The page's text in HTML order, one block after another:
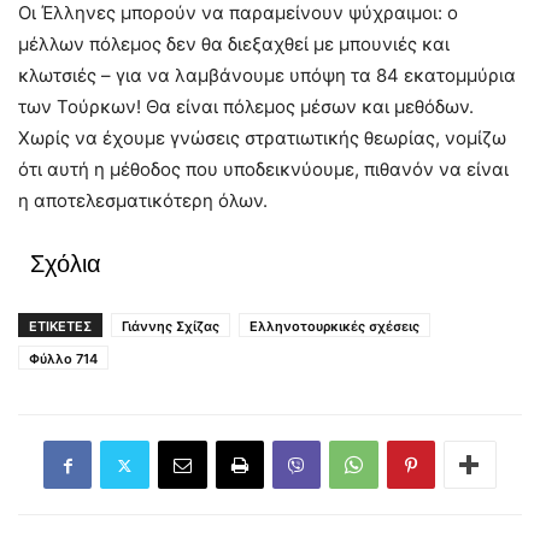
Οι Έλληνες μπορούν να παραμείνουν ψύχραιμοι: ο
μέλλων πόλεμος δεν θα διεξαχθεί με μπουνιές και
κλωτσιές – για να λαμβάνουμε υπόψη τα 84 εκατομμύρια
των Τούρκων! Θα είναι πόλεμος μέσων και μεθόδων.
Χωρίς να έχουμε γνώσεις στρατιωτικής θεωρίας, νομίζω
ότι αυτή η μέθοδος που υποδεικνύουμε, πιθανόν να είναι
η αποτελεσματικότερη όλων.
Σχόλια
ΕΤΙΚΕΤΕΣ Γιάννης Σχίζας
Ελληνοτουρκικές σχέσεις
Φύλλο 714